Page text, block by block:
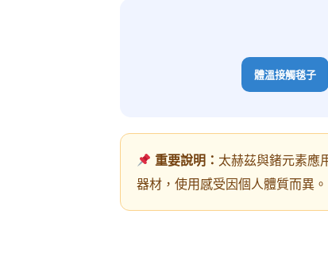
體溫接觸毯子
重要說明： 太赫茲與鍺元素應
器材，使用感受因個人體質而異。